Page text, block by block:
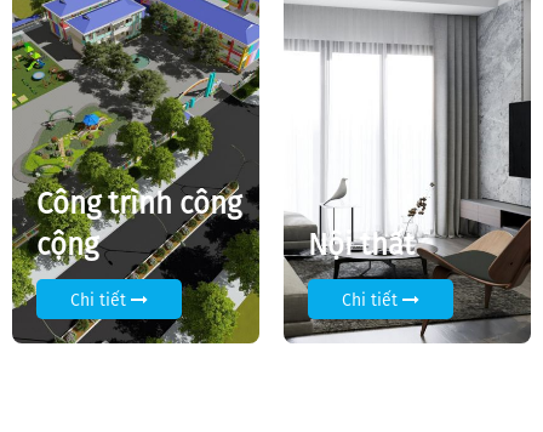
Công trình công
cộng
Chi tiết
Nội thất
Chi tiết